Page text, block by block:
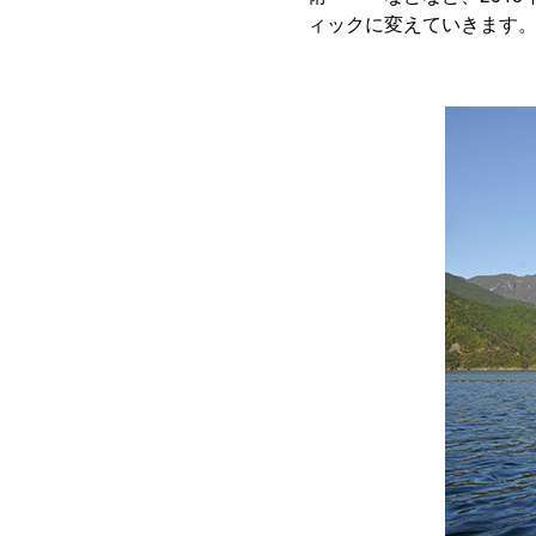
ィックに変えていきます。